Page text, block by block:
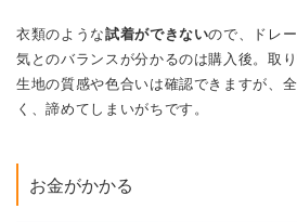
衣類のような試着ができないので、ドレ
気とのバランスが分かるのは購入後。取
生地の質感や色合いは確認できますが、
く、諦めてしまいがちです。
お金がかかる